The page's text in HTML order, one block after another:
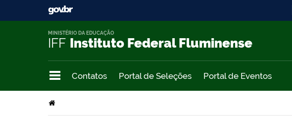
IFF Instituto Federal Fluminense
MINISTÉRIO DA EDUCAÇÃO
Contatos Portal de Seleções Portal de Eventos